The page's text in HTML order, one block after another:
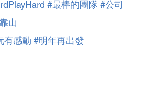
#最棒的團隊 #公司
山
有感動 #明年再出發